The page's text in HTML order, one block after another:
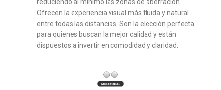
reduciendo al mínimo las zonas de aberración.
Ofrecen la experiencia visual más fluida y natural
entre todas las distancias. Son la elección perfecta
para quienes buscan la mejor calidad y están
dispuestos a invertir en comodidad y claridad.